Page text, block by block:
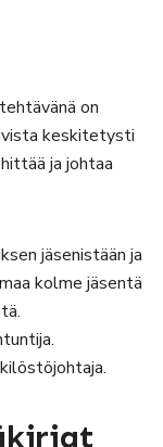
on
keskitetysti
ja johtaa
jäsenistään ja
kolme jäsentä